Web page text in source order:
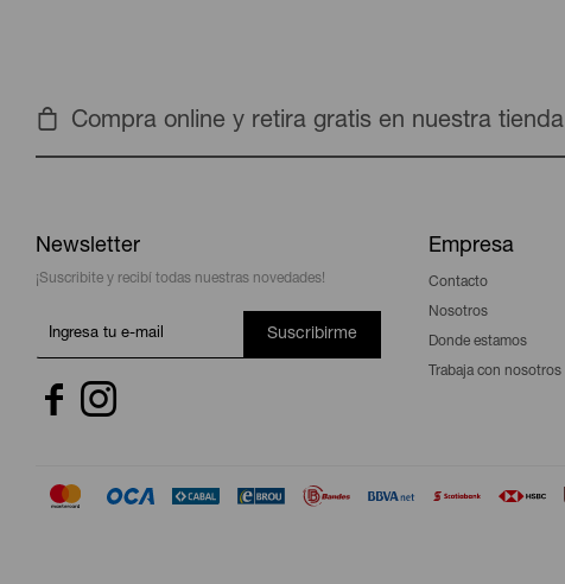
Compra online y retira gratis en nuestra tienda
Newsletter
¡Suscribite y recibí todas nuestras novedades!
Suscribirme
 
Empresa
Contacto
Nosotros
Donde estamos
Trabaja con nosotros